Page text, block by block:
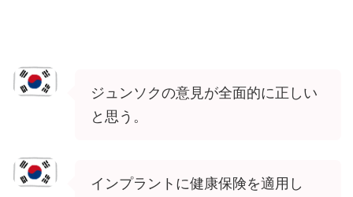
ジュンソクの意見が全面的に正しい
と思う。
インプラントに健康保険を適用し